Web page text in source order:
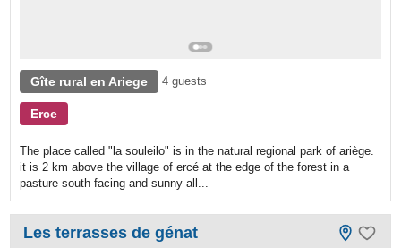
Gîte rural en Ariege 4 guests
Erce
The place called "la souleilo" is in the natural regional park of ariège.
it is 2 km above the village of ercé at the edge of the forest in a
pasture south facing and sunny all...
Les terrasses de génat